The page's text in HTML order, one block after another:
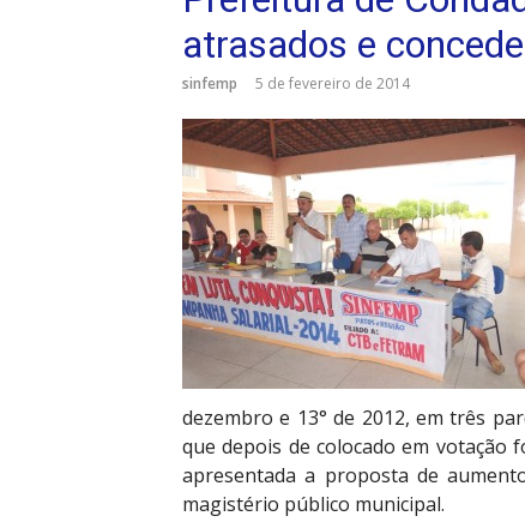
atrasados e
sinfemp 5 de fevereiro de 2014
dezembro e 13° de 2012, em três
que depois de colocado em votação
apresentada a proposta de
magistério público municipal.